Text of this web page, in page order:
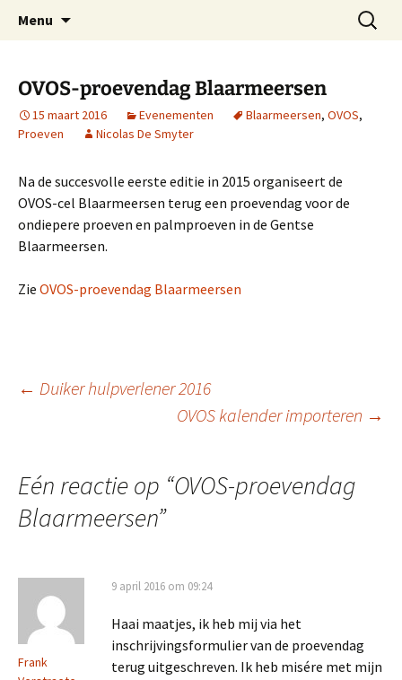
OVOS
Oost-Vlaamse Vereniging voor
Onderwateronderzoek en -Sport
Menu
Zoeken
naar:
OVOS-proevendag Blaarmeersen
15 maart 2016 Evenementen Blaarmeersen, OVOS,
Proeven
Nicolas De Smyter
Na de succesvolle eerste editie in 2015 organiseert de
OVOS-cel Blaarmeersen terug een proevendag voor de
ondiepere proeven en palmproeven in de Gentse
Blaarmeersen.
Zie OVOS-proevendag Blaarmeersen
Berichtnavigatie
← Duiker hulpverlener 2016
OVOS kalender importeren →
Eén reactie op “OVOS-proevendag
Blaarmeersen”
Frank
9 april 2016 om 09:24
Haai maatjes, ik heb mij via het
inschrijvingsformulier van de proevendag
terug uitgeschreven. Ik heb misére met mijn